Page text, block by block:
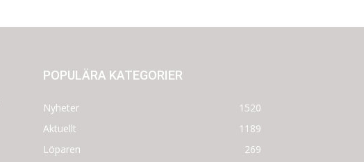
POPULÄRA KATEGORIER
Nyheter
1520
Aktuellt
1189
Löparen
269